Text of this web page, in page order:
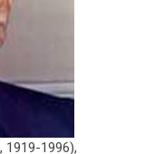
1919-1996),